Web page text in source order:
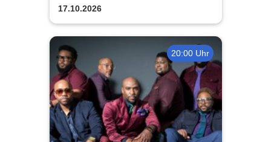
17.10.2026
20:00 Uhr